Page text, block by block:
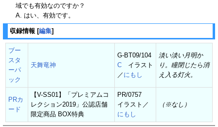
域でも有効なのですか？
A. はい、有効です。
収録情報 [編集]
ブー
スタ
ーパ
ック
天舞竜神
G-BT09/104
C イラスト
／ にもし
淡い淡い月明か
り。瞳閉じたら消
え入る灯火。
PRカ
ード
【V-SS01】「プレミアムコ
レクション2019」公認店舗
限定商品 BOX特典
PR/0757
イラスト／
にもし
（※なし）